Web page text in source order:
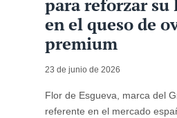
para reforzar su
en el queso de
premium
23 de junio de 2026
Flor de Esgueva, marca del
referente en el mercado